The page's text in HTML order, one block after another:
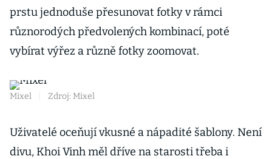
prstu jednoduše přesunovat fotky v rámci
různorodých předvolených kombinací, poté
vybírat výřez a různě fotky zoomovat.
Mixel Zdroj: Mixel
Uživatelé oceňují vkusné a nápadité šablony. Není
divu, Khoi Vinh měl dříve na starosti třeba i